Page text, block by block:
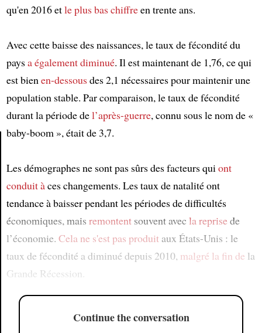
Article
qu'en 2016 etle plus bas chiffreen trente ans.
Avec cette baisse des naissances, le taux de fécondité du
paysa également diminué. Il est maintenant de 1,76, ce qui
est bienen-dessousdes 2,1 nécessaires pour maintenir une
population stable. Par comparaison, le taux de fécondité
durant la période del’après-guerre, connu sous le nom de «
baby-boom », était de 3,7.
Les démographes ne sont pas sûrs des facteurs quiont
conduit àces changements. Les taux de natalité ont
tendance à baisser pendant les périodes de difficultés
économiques, mais remontentsouvent avec la reprisede
l’économie. Cela ne s'est pas produitaux États-Unis : le
taux de fécondité a diminué depuis 2010, malgré la fin de la
Grande Récession.
Continue the conversation